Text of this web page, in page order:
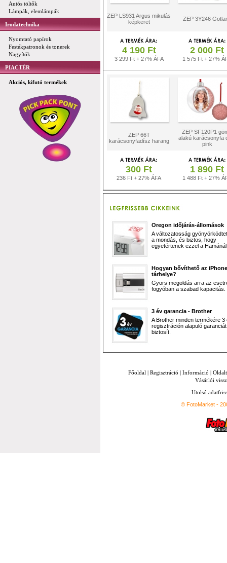
Autós töltők
Lámpák, elemlámpák
Irodatechnika
Nyomtató papírok
Festékpatronok és tonerek
Nagyítók
PIACTÉR
Akciós, kifutó termékek
ZEP LS931 Argus mikulás
képkeret
ZEP 3Y246
4 190 Ft
3 299 Ft + 27% ÁFA
2 000 Ft
1 575 Ft + 27%
ZEP 66T
karácsonyfadísz harang
ZEP SF120P1
alakú karácsonyfa
pink
300 Ft
236 Ft + 27% ÁFA
1 890 Ft
1 488 Ft + 27%
Oregon időjárás-állomások
A változatosság
a mondás, és biztos, hogy
egyetértenek ezzel a
Hogyan bővíthető az iPhone
tárhelye?
Gyors megoldás arra az
fogyóban a szabad kapacitás.
3 év garancia - Brother
A Brother minden termékére 3
regisztráción alapuló garanciát
biztosít.
Főoldal | Regisztráció | Információ |
Vásárlói
Utolsó
© FotoMarket -